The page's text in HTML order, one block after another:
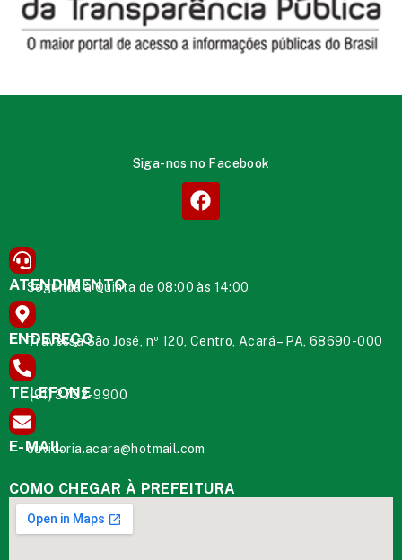
Siga-nos no Facebook
ATENDIMENTO
Segunda à Quinta de 08:00 às 14:00
ENDEREÇO
Travessa São José, nº 120, Centro, Acará – PA, 68690-000
TELEFONE
(91) 3732-9900
E-MAIL
ouvidoria.acara@hotmail.com
COMO CHEGAR À PREFEITURA